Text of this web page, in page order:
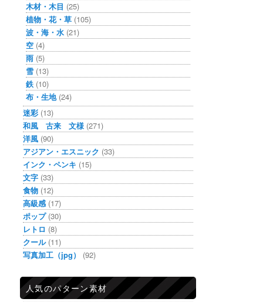
木材・木目 (25)
植物・花・草 (105)
波・海・水 (21)
空 (4)
雨 (5)
雪 (13)
鉄 (10)
布・生地(24)
迷彩 (13)
和風 古来 文様 (271)
洋風 (90)
アジアン・エスニック (33)
インク・ペンキ (15)
文字 (33)
食物 (12)
高級感 (17)
ポップ(30)
レトロ (8)
クール(11)
写真加工（jpg）
(92)
人気のパターン素材